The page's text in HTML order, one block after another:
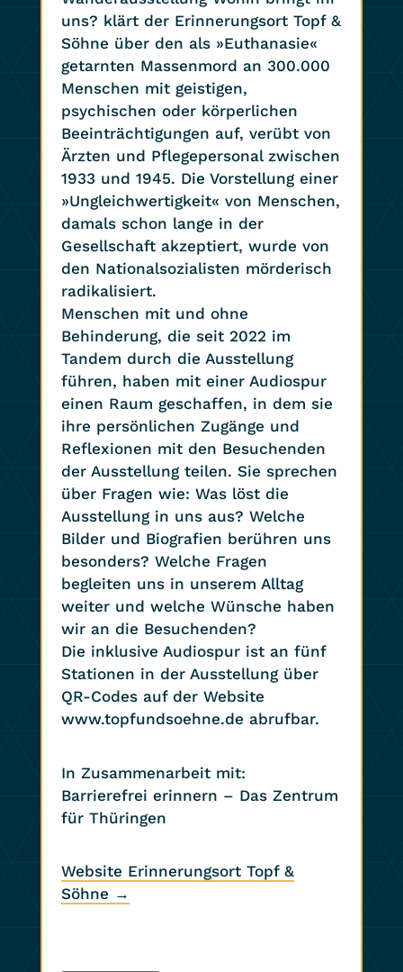
uns? klärt der Erinnerungsort Topf &
Söhne über den als »Euthanasie«
getarnten Massenmord an 300.000
Menschen mit geistigen,
psychischen oder körperlichen
Beeinträchtigungen auf, verübt von
Ärzten und Pflegepersonal zwischen
1933 und 1945. Die Vorstellung einer
»Ungleichwertigkeit« von Menschen,
damals schon lange in der
Gesellschaft akzeptiert, wurde von
den Nationalsozialisten mörderisch
radikalisiert.
Menschen mit und ohne
Behinderung, die seit 2022 im
Tandem durch die Ausstellung
führen, haben mit einer Audiospur
einen Raum geschaffen, in dem sie
ihre persönlichen Zugänge und
Reflexionen mit den Besuchenden
der Ausstellung teilen. Sie sprechen
über Fragen wie: Was löst die
Ausstellung in uns aus? Welche
Bilder und Biografien berühren uns
besonders? Welche Fragen
begleiten uns in unserem Alltag
weiter und welche Wünsche haben
wir an die Besuchenden?
Die inklusive Audiospur ist an fünf
Stationen in der Ausstellung über
QR-Codes auf der Website
www.topfundsoehne.de abrufbar.
In Zusammenarbeit mit:
Barrierefrei erinnern – Das Zentrum
für Thüringen
Website Erinnerungsort Topf &
Söhne →